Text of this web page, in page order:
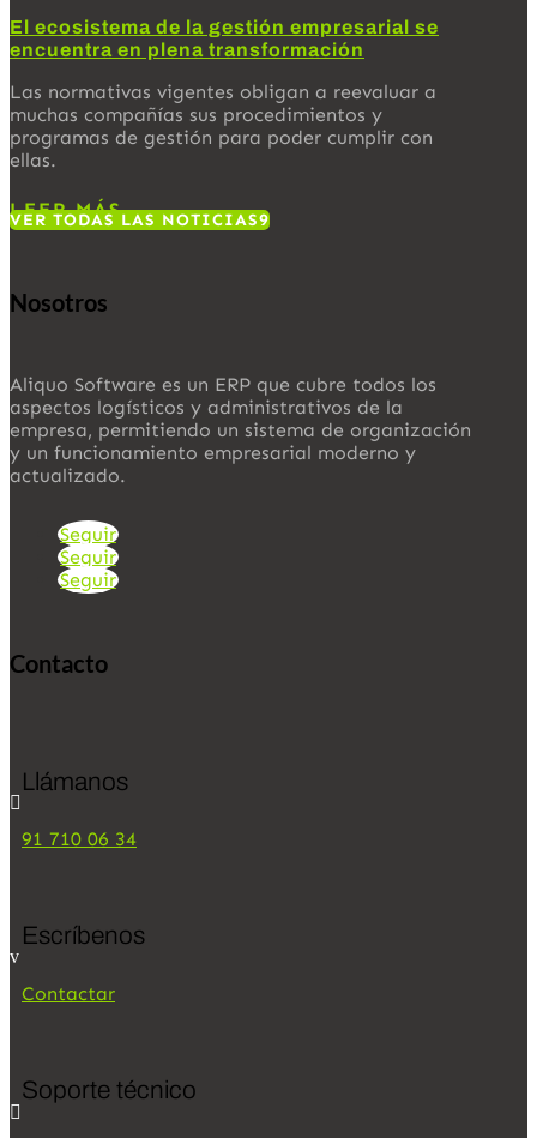
El ecosistema de la gestión empresarial se
encuentra en plena transformación
Las normativas vigentes obligan a reevaluar a
muchas compañías sus procedimientos y
programas de gestión para poder cumplir con
ellas.
LEER MÁS
VER TODAS LAS NOTICIAS
Nosotros
Aliquo Software es un ERP que cubre todos los
aspectos logísticos y administrativos de la
empresa, permitiendo un sistema de organización
y un funcionamiento empresarial moderno y
actualizado.
Seguir
Seguir
Seguir
Contacto

Llámanos
91 710 06 34
v
Escríbenos
Contactar

Soporte técnico